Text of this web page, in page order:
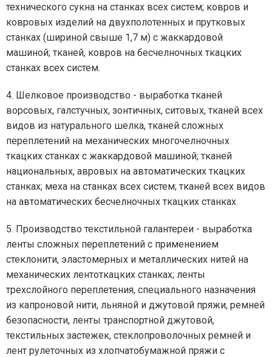
технического сукна на станках всех систем; ковров и
ковровых изделий на двухполотенных и прутковых
станках (шириной свыше 1,7 м) с жаккардовой
машиной; тканей, ковров на бесчелночных ткацких
станках всех систем.
4. Шелковое производство - выработка тканей
ворсовых, галстучных, зонтичных, ситовых, тканей всех
видов из натурального шелка, тканей сложных
переплетений на механических многочелночных
ткацких станках с жаккардовой машиной; тканей
национальных, авровых на автоматических ткацких
станках; меха на станках всех систем; тканей всех видов
на автоматических бесчелночных ткацких станках.
5. Производство текстильной галантереи - выработка
ленты сложных переплетений с применением
стеклонити, эластомерных и металлических нитей на
механических лентоткацких станках; ленты
трехслойного переплетения, специального назначения
из капроновой нити, льняной и джутовой пряжи, ремней
безопасности, ленты транспортной джутовой,
текстильных застежек, стеклопроволочных ремней и
лент рулеточных из хлопчатобумажной пряжи с